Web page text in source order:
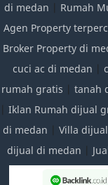
di medan | Rumah
Agen Property
Broker Property di
cuci ac di medan |
rumah gratis | tanah
| Iklan Rumah dijual
di medan | Villa dijual
dijual di medan |